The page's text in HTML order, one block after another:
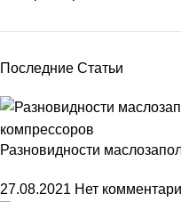
Последние Статьи
Разновидности
27.08.2021 Нет